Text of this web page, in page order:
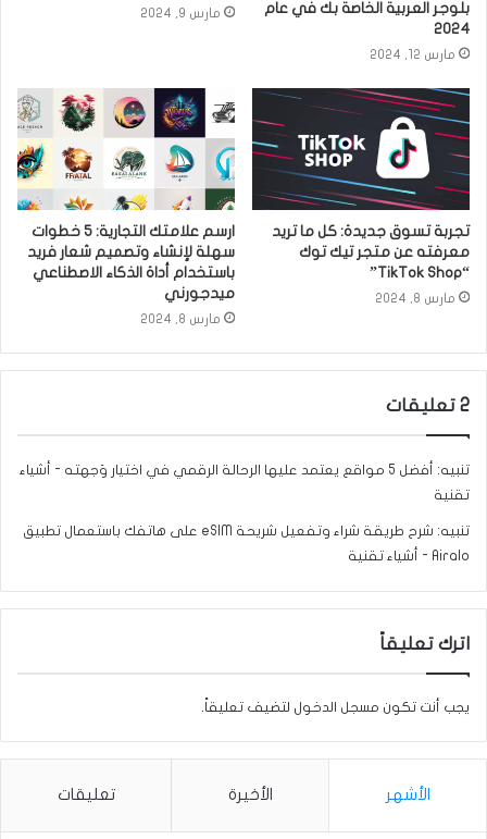
بلوجر العربية الخاصة بك في عام
2024
مارس 12, 2024
مارس 9, 2024
تجربة تسوق جديدة: كل ما تريد
معرفته عن متجر تيك توك
“TikTok Shop”
مارس 8, 2024
ارسم علامتك التجارية: 5 خطوات
سهلة لإنشاء وتصميم شعار فريد
باستخدام أداة الذكاء الاصطناعي
ميدجورني
مارس 8, 2024
‫2 تعليقات
تنبيه:
أفضل 5 مواقع يعتمد عليها الرحالة الرقمي في اختيار وَجهته - أشياء
تقنية
تنبيه:
شرح طريقة شراء وتفعيل شريحة eSIM على هاتفك باستعمال تطبيق
Airalo - أشياء تقنية
اترك تعليقاً
يجب أنت تكون مسجل الدخول لتضيف تعليقاً.
الأشهر الأخيرة تعليقات